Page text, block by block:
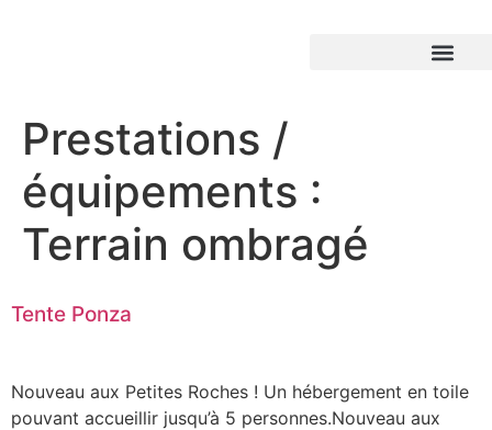
Prestations /
équipements :
Terrain ombragé
Tente Ponza
Nouveau aux Petites Roches ! Un hébergement en toile
pouvant accueillir jusqu’à 5 personnes.Nouveau aux